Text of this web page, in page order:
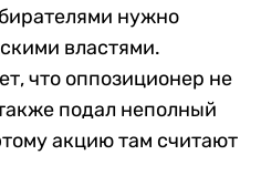
нужно
властями.
что оппозиционер не
подал неполный
акцию там считают